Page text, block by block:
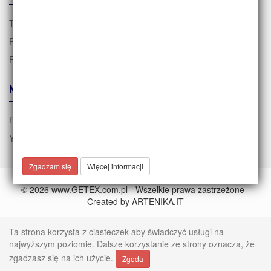
Tabela rozmiarów
Polityka prywatności i RODO
Polityka cookies
MEDIA
FACEBOOK
YOUTUBE
© 2026 www.GETEX.com.pl - Wszelkie prawa zastrzeżone -
Created by ARTENIKA.IT
Ta strona korzysta z ciasteczek aby świadczyć usługi na
najwyższym poziomie. Dalsze korzystanie ze strony oznacza, że
zgadzasz się na ich użycie.
Zgoda
Zgadzam się Więcej informacji